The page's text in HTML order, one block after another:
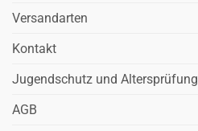
Versandarten
Kontakt
Jugendschutz und Altersprüfung
AGB